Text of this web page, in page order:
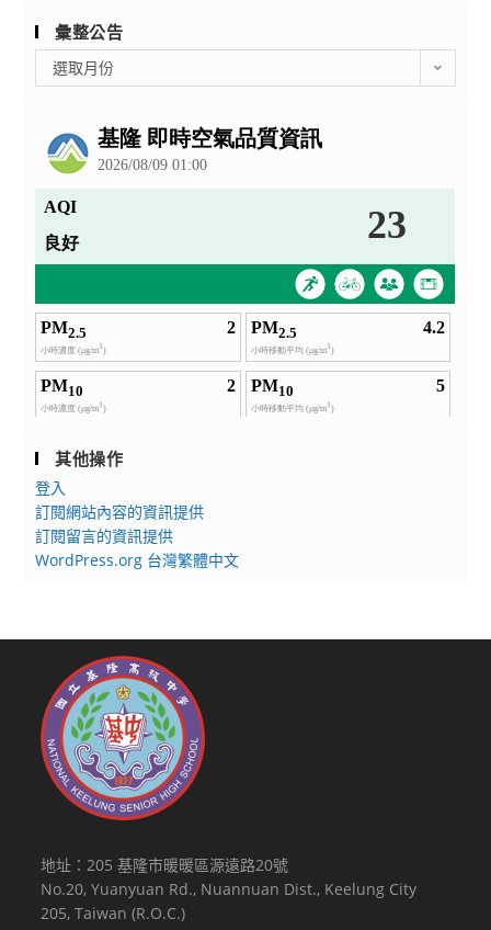
彙整公告
整
選取月份
其他操作
登入
訂閱網站內容的資訊提供
訂閱留言的資訊提供
WordPress.org 台灣繁體中文
地址：205 基隆市暖暖區源遠路20號
No.20, Yuanyuan Rd., Nuannuan Dist., Keelung City
205, Taiwan (R.O.C.)